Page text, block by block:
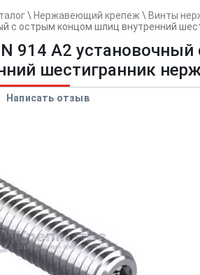
\ Нержавеющий крепеж \ Винты
с острым концом шлиц внутренний
914 А2
шестигранник
Написать отзыв